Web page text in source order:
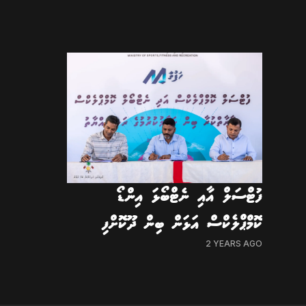
ފުޓްސަލް އާއި ނެޓްބޯޅަ އިންޑޯ
ކޮމްޕްލެކްސް އަޅަން ބިން ދޫކޮށްފި
2 YEARS AGO